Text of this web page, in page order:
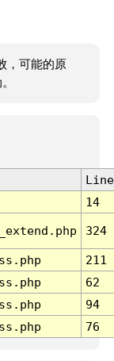
，可能的原
Line
14
324
211
62
94
76